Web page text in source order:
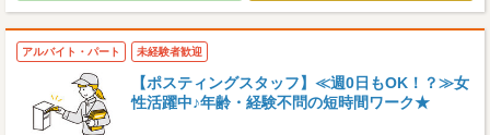
アルバイト・パート 未経験者歓迎
【ポスティングスタッフ】≪週0日もOK！？≫女
性活躍中♪年齢・経験不問の短時間ワーク★